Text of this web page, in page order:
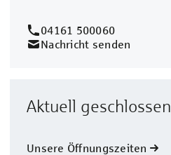
04161 500060
Nachricht senden
Aktuell geschlossen
Unsere Öffnungszeiten